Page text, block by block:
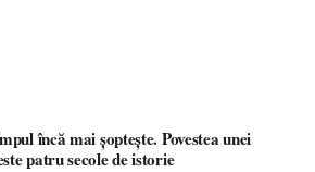
încă mai șoptește. Povestea unei
patru secole de istorie